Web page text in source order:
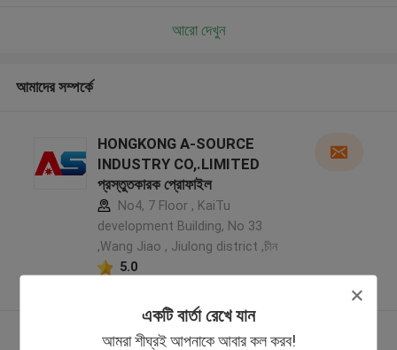
একটি বার্তা রেখে যান
আমরা শীঘ্রই আপনাকে আবার কল করব!
আরো দেখুন
আমাদের সম্পর্কে
HONGKONG A-SOURCE
INDUSTRY CO,.LIMITED
প্রস্তুতকারক প্রোফাইল
No4, 7 Floor , KaiTu
development Building, No 33
,Wang Jiao , Jiulong district ,চীন
5.0
আরো দেখুন